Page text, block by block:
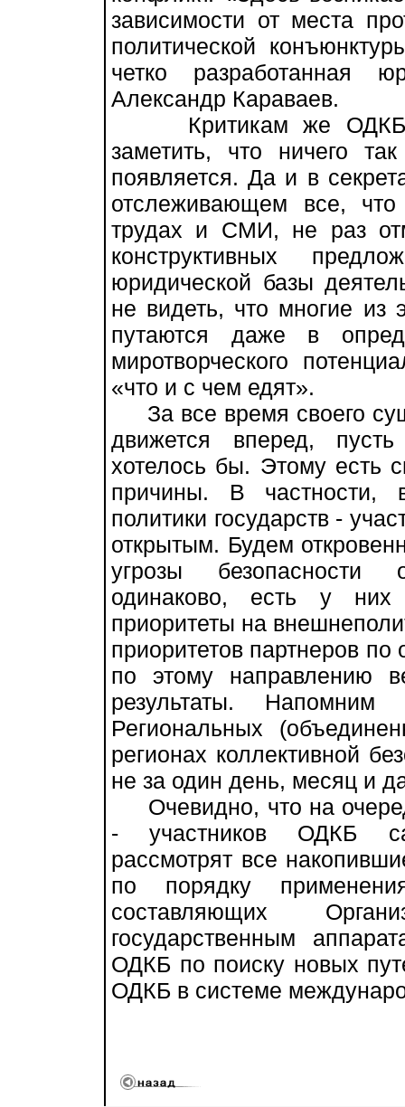
зависимости от места
политической
четко разработанная
Александр Караваев.
Критикам же ОДКБ,
заметить, что ничего
появляется. Да и в
отслеживающем все,
трудах и СМИ, не раз
конструктивных
юридической базы
не видеть, что многие из
путаются даже в
миротворческого
«что и с чем едят».
За все время своего
движется вперед,
хотелось бы. Этому есть
причины. В частности,
политики государств -
открытым. Будем
угрозы безопасности
одинаково, есть у них
приоритеты на
приоритетов партнеров
по этому направлению
результаты.
Региональных
регионах коллективной
не за один день, месяц и
Очевидно, что на
- участников ОДКБ
рассмотрят все
по порядку
составляющих
государственным
ОДКБ по поиску новых
ОДКБ в системе